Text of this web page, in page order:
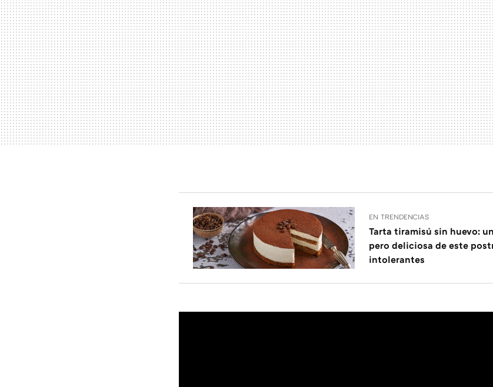
EN TRENDENCIAS
Tarta tiramisú sin huevo:
pero deliciosa de este
intolerantes